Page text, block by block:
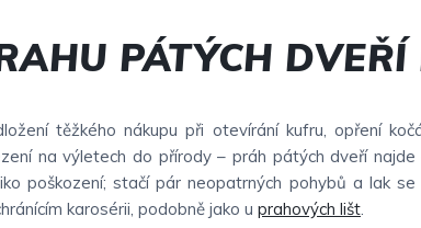
PÁTÝCH
těžkého nákupu při otevírání kufru, opření
na výletech do přírody – práh pátých dveří
poškození; stačí pár neopatrných pohybů a lak
karosérii, podobně jako u prahových lišt.